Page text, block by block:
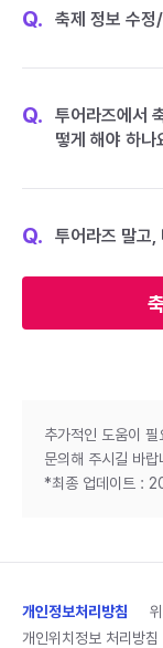
Q. 축제 정보 수정
Q.
투어라즈에서
떻게 해야 하나
Q. 투어라즈 말고,
추가적인 도움이 필
문의해 주시길 바랍
*최종 업데이트 :
개인정보처리방침
개인위치정보 처리방침